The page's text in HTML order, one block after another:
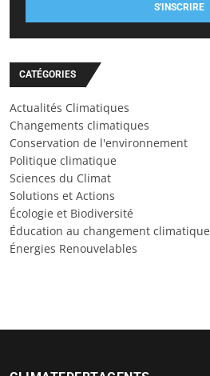
S'INSCRIRE
CATÉGORIES
Actualités Climatiques
Changements climatiques
Conservation de l'environnement
Politique climatique
Sciences du Climat
Solutions et Actions
Écologie et Biodiversité
Éducation au changement climatique
Énergies Renouvelables